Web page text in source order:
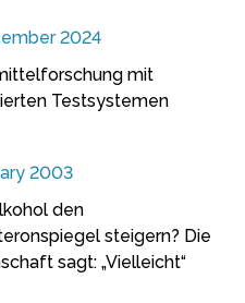
2024
mit
Testsystemen
2003
den
steigern? Die
sagt: „Vielleicht“